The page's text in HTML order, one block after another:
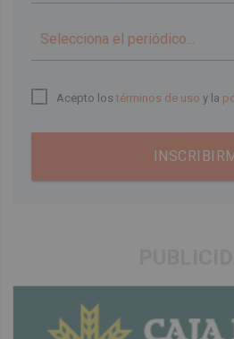
Acepto lostérminos de uso y la